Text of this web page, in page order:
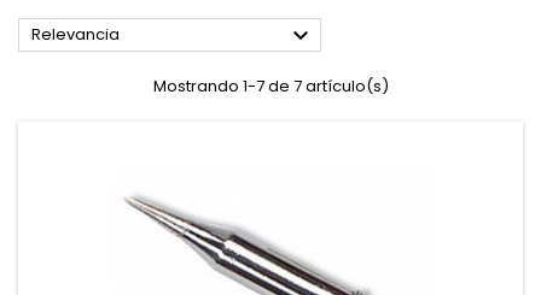
Relevancia 
Mostrando 1-7 de 7 artículo(s)